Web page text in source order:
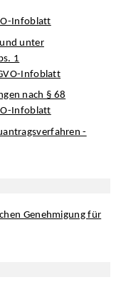
Infoblatt
unter
1
Infoblatt
nach § 68
Infoblatt
-
Genehmigung für